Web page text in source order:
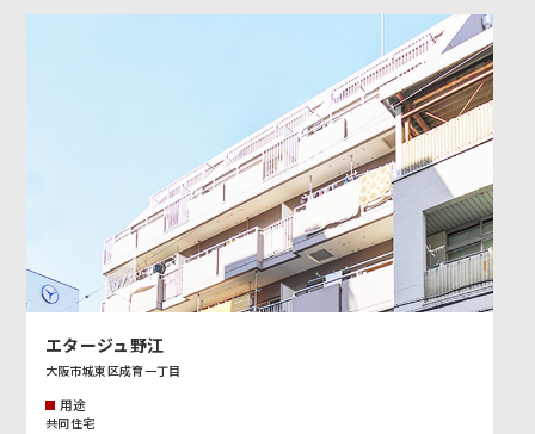
エタージュ野江
大阪市城東区成育一丁目
用途
共同住宅